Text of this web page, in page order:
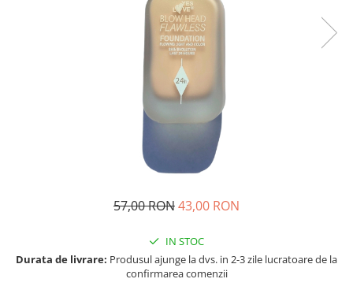
57,00 RON43,00 RON
IN STOC
Durata de livrare: Produsul ajunge la dvs. in 2-3 zile lucratoare de la
confirmarea comenzii